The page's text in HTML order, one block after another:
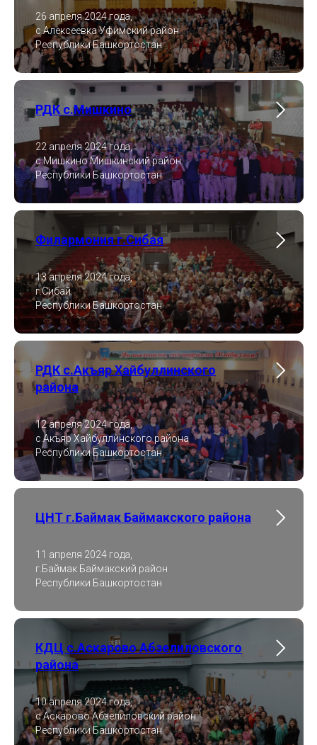
26 апреля 2024 года,
с.Алексеевка Уфимский район
Республики Башкортостан
РДК с.Мишкино
22 апреля 2024 года,
с.Мишкино Мишкинский район
Республики Башкортостан
Филармония г.Сибая
13 апреля 2024 года,
г.Сибай
Республики Башкортостан
РДК с.Акъяр Хайбуллинского
района
12 апреля 2024 года,
с.Акъяр Хайбуллинского района
Республики Башкортостан
ЦНТ г.Баймак Баймакского района
11 апреля 2024 года,
г.Баймак Баймакский район
Республики Башкортостан
КДЦ с.Аскарово Абзелиловского
района
10 апреля 2024 года,
с.Аскарово Абзелиловский район
Республики Башкортостан